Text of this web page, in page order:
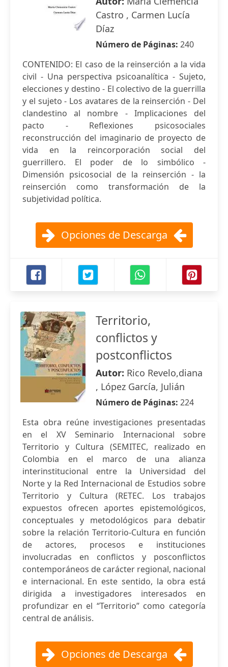
Castro , Carmen Lucía
Díaz
Número de Páginas: 240
CONTENIDO: El caso de la reinserción a la vida
civil - Una perspectiva psicoanalítica - Sujeto,
elecciones y destino - El colectivo de la guerrilla
y el sujeto - Los avatares de la reinserción - Del
clandestino al nombre - Implicaciones del
pacto - Reflexiones psicosociales
reconstrucción del imaginario de proyecto de
vida en la reincorporación social del
guerrillero. El poder de lo simbólico -
Dimensión psicosocial de la reinserción - la
reinserción como transformación de la
subjetividad política.
Opciones de Descarga
Territorio,
conflictos y
postconflictos
Autor: Rico Revelo,diana
, López García, Julián
Número de Páginas: 224
Esta obra reúne investigaciones presentadas
en el XV Seminario Internacional sobre
Territorio y Cultura (SEMITEC, realizado en
Colombia en el marco de una alianza
interinstitucional entre la Universidad del
Norte y la Red Internacional de Estudios sobre
Territorio y Cultura (RETEC. Los trabajos
expuestos ofrecen aportes epistemológicos,
conceptuales y metodológicos para debatir
sobre la relación Territorio-Cultura en función
de actores, procesos e instituciones
involucradas en conflictos y posconflictos
contemporáneos de carácter regional, nacional
e internacional. En este sentido, la obra está
dirigida a investigadores interesados en
profundizar en el “Territorio” como categoría
central de análisis.
Opciones de Descarga